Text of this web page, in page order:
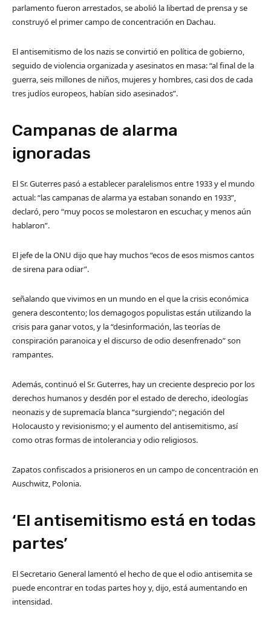
parlamento fueron arrestados, se abolió la libertad de prensa y se
construyó el primer campo de concentración en Dachau.
El antisemitismo de los nazis se convirtió en política de gobierno,
seguido de violencia organizada y asesinatos en masa: “al final de la
guerra, seis millones de niños, mujeres y hombres, casi dos de cada
tres judíos europeos, habían sido asesinados”.
Campanas de alarma
ignoradas
El Sr. Guterres pasó a establecer paralelismos entre 1933 y el mundo
actual: “las campanas de alarma ya estaban sonando en 1933”,
declaró, pero “muy pocos se molestaron en escuchar, y menos aún
hablaron”.
El jefe de la ONU dijo que hay muchos “ecos de esos mismos cantos
de sirena para odiar”.
señalando que vivimos en un mundo en el que la crisis económica
genera descontento; los demagogos populistas están utilizando la
crisis para ganar votos, y la “desinformación, las teorías de
conspiración paranoica y el discurso de odio desenfrenado” son
rampantes.
Además, continuó el Sr. Guterres, hay un creciente desprecio por los
derechos humanos y desdén por el estado de derecho, ideologías
neonazis y de supremacía blanca “surgiendo”; negación del
Holocausto y revisionismo; y el aumento del antisemitismo, así
como otras formas de intolerancia y odio religiosos.
Zapatos confiscados a prisioneros en un campo de concentración en
Auschwitz, Polonia.
‘El antisemitismo está en todas
partes’
El Secretario General lamentó el hecho de que el odio antisemita se
puede encontrar en todas partes hoy y, dijo, está aumentando en
intensidad.